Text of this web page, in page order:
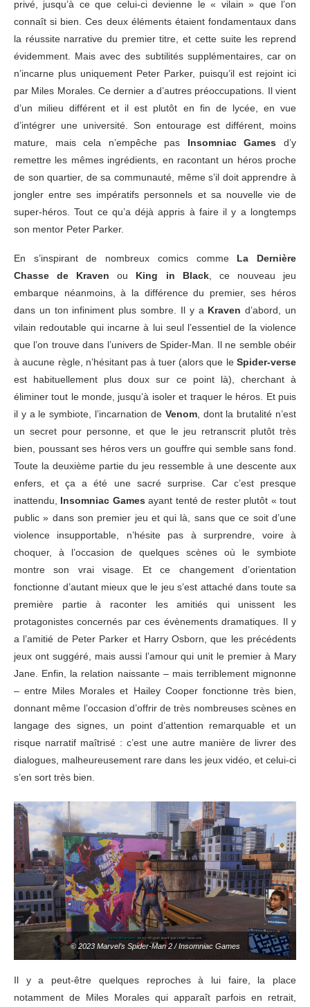
privé, jusqu’à ce que celui-ci devienne le « vilain » que l’on
connaît si bien. Ces deux éléments étaient fondamentaux dans
la réussite narrative du premier titre, et cette suite les reprend
évidemment. Mais avec des subtilités supplémentaires, car on
n’incarne plus uniquement Peter Parker, puisqu’il est rejoint ici
par Miles Morales. Ce dernier a d’autres préoccupations. Il vient
d’un milieu différent et il est plutôt en fin de lycée, en vue
d’intégrer une université. Son entourage est différent, moins
mature, mais cela n’empêche pas Insomniac Games d’y
remettre les mêmes ingrédients, en racontant un héros proche
de son quartier, de sa communauté, même s’il doit apprendre à
jongler entre ses impératifs personnels et sa nouvelle vie de
super-héros. Tout ce qu’a déjà appris à faire il y a longtemps
son mentor Peter Parker.
En s’inspirant de nombreux comics comme La Dernière
Chasse de Kraven ou King in Black, ce nouveau jeu
embarque néanmoins, à la différence du premier, ses héros
dans un ton infiniment plus sombre. Il y a Kraven d’abord, un
vilain redoutable qui incarne à lui seul l’essentiel de la violence
que l’on trouve dans l’univers de Spider-Man. Il ne semble obéir
à aucune règle, n’hésitant pas à tuer (alors que le Spider-verse
est habituellement plus doux sur ce point là), cherchant à
éliminer tout le monde, jusqu’à isoler et traquer le héros. Et puis
il y a le symbiote, l’incarnation de Venom, dont la brutalité n’est
un secret pour personne, et que le jeu retranscrit plutôt très
bien, poussant ses héros vers un gouffre qui semble sans fond.
Toute la deuxième partie du jeu ressemble à une descente aux
enfers, et ça a été une sacré surprise. Car c’est presque
inattendu, Insomniac Games ayant tenté de rester plutôt « tout
public » dans son premier jeu et qui là, sans que ce soit d’une
violence insupportable, n’hésite pas à surprendre, voire à
choquer, à l’occasion de quelques scènes où le symbiote
montre son vrai visage. Et ce changement d’orientation
fonctionne d’autant mieux que le jeu s’est attaché dans toute sa
première partie à raconter les amitiés qui unissent les
protagonistes concernés par ces évènements dramatiques. Il y
a l’amitié de Peter Parker et Harry Osborn, que les précédents
jeux ont suggéré, mais aussi l’amour qui unit le premier à Mary
Jane. Enfin, la relation naissante – mais terriblement mignonne
– entre Miles Morales et Hailey Cooper fonctionne très bien,
donnant même l’occasion d’offrir de très nombreuses scènes en
langage des signes, un point d’attention remarquable et un
risque narratif maîtrisé : c’est une autre manière de livrer des
dialogues, malheureusement rare dans les jeux vidéo, et celui-ci
s’en sort très bien.
© 2023 Marvel’s Spider-Man 2 / Insomniac Games
Il y a peut-être quelques reproches à lui faire, la place
notamment de Miles Morales qui apparaît parfois en retrait,